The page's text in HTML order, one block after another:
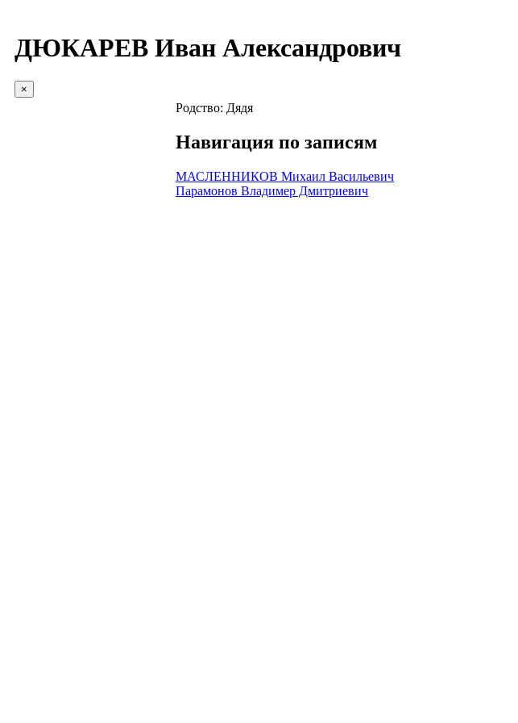
ДЮКАРЕВ Иван Александрович
×
Родство: Дядя
Навигация по записям
МАСЛЕННИКОВ Михаил Васильевич
Парамонов Владимер Дмитриевич